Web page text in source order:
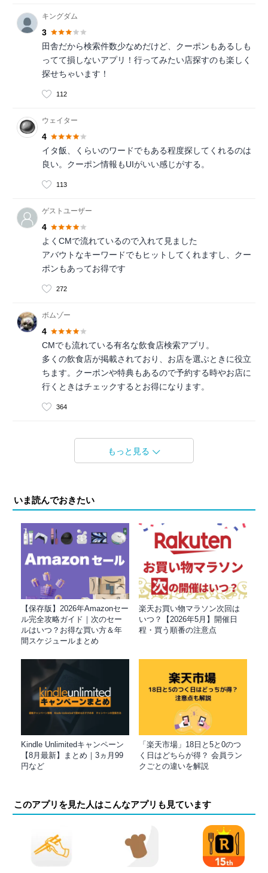
キングダム
3
田舎だから検索件数少なめだけど、クーポンもあるしも
ってて損しないアプリ！行ってみたい店探すのも楽しく
探せちゃいます！
112
ウェイター
4
イタ飯、くらいのワードでもある程度探してくれるのは
良い。クーポン情報もUIがいい感じがする。
113
ゲストユーザー
4
よくCMで流れているので入れて見ました
アバウトなキーワードでもヒットしてくれますし、クー
ポンもあってお得です
272
ボムゾー
4
CMでも流れている有名な飲食店検索アプリ。
多くの飲食店が掲載されており、お店を選ぶときに役立
ちます。クーポンや特典もあるので予約する時やお店に
行くときはチェックするとお得になります。
364
もっと見る
いま読んでおきたい
【保存版】2026年Amazonセー
ル完全攻略ガイド｜次のセー
ルはいつ？お得な買い方＆年
間スケジュールまとめ
楽天お買い物マラソン次回は
いつ？【2026年5月】開催日
程・買う順番の注意点
Kindle Unlimitedキャンペーン
【8月最新】まとめ｜3ヵ月99
円など
「楽天市場」18日と5と0のつ
く日はどちらが得？ 会員ラン
クごとの違いを解説
このアプリを見た人はこんなアプリも見ています